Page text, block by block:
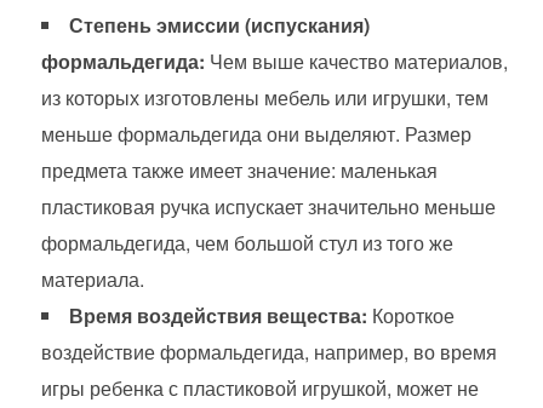
Степень эмиссии (испускания)
формальдегида: Чем выше качество материалов,
из которых изготовлены мебель или игрушки, тем
меньше формальдегида они выделяют. Размер
предмета также имеет значение: маленькая
пластиковая ручка испускает значительно меньше
формальдегида, чем большой стул из того же
материала.
Время воздействия вещества: Короткое
воздействие формальдегида, например, во время
игры ребенка с пластиковой игрушкой, может не